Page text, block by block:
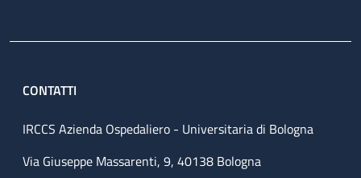
CONTATTI
IRCCS Azienda Ospedaliero - Universitaria di Bologna
Via Giuseppe Massarenti, 9, 40138 Bologna